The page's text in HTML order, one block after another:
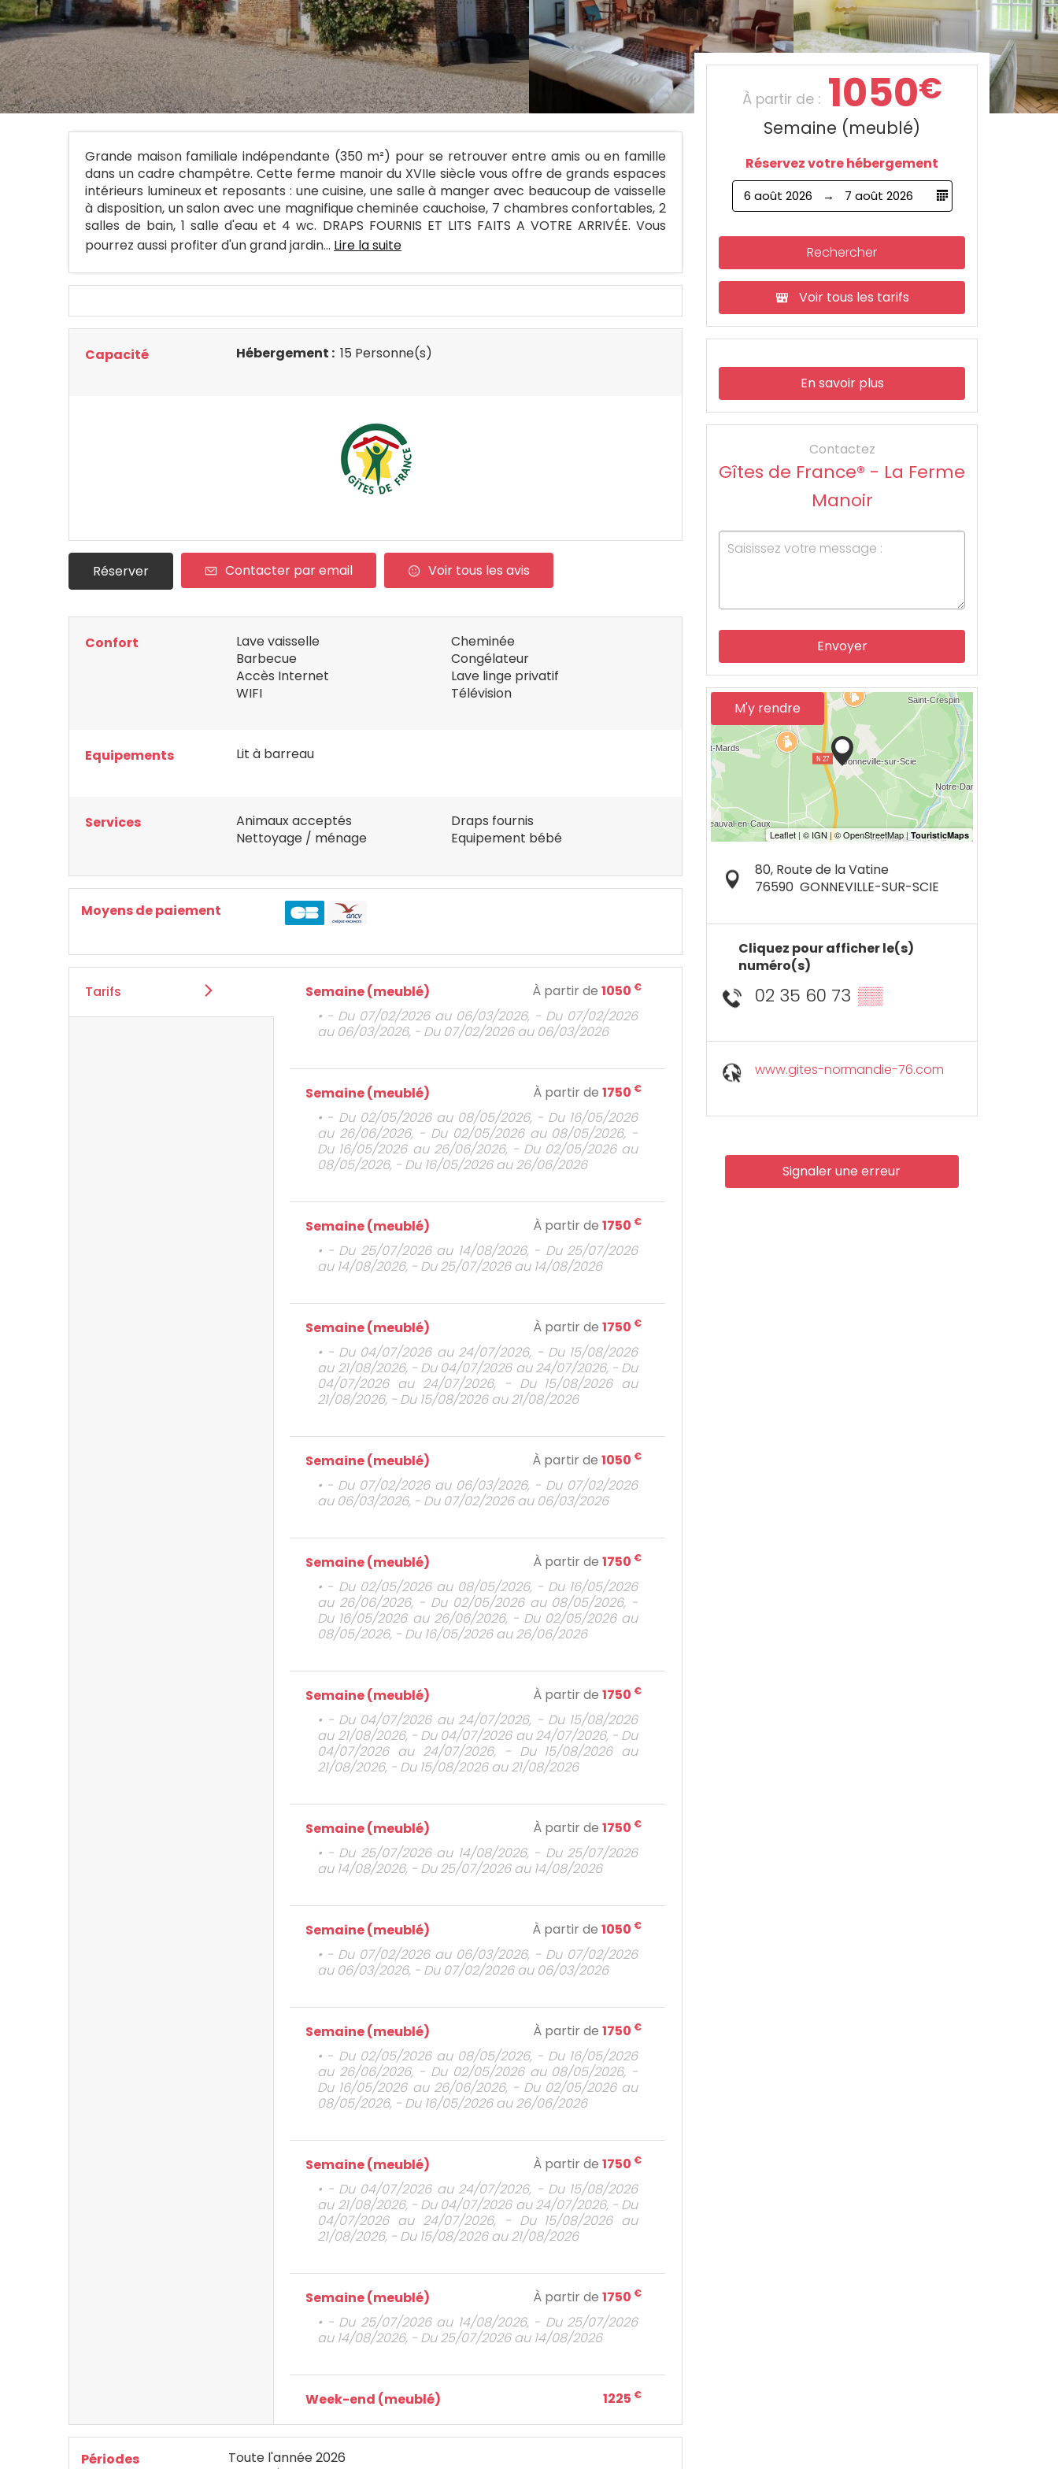
Grande maison familiale indépendante (350 m²) pour se retrouver entre amis ou en famille
dans un cadre champêtre. Cette ferme manoir du XVIIe siècle vous offre de grands espaces
intérieurs lumineux et reposants : une cuisine, une salle à manger avec beaucoup de vaisselle
à disposition, un salon avec une magnifique cheminée cauchoise, 7 chambres confortables, 2
salles de bain, 1 salle d'eau et 4 wc. DRAPS FOURNIS ET LITS FAITS A VOTRE ARRIVÉE. Vous
pourrez aussi profiter d'un grand jardin... Lire la suite
Capacité Hébergement : 15 Personne(s)
Réserver Contacter par email Voir tous les avis
Confort
Lave vaisselle
Barbecue
Accès Internet
WIFI
Cheminée
Congélateur
Lave linge privatif
Télévision
Equipements Lit à barreau
Services
Animaux acceptés
Nettoyage / ménage
Draps fournis
Equipement bébé
Moyens de paiement
Tarifs Semaine (meublé) À partir de1050 €
• - Du 07/02/2026 au 06/03/2026, - Du 07/02/2026
au 06/03/2026, - Du 07/02/2026 au 06/03/2026
Semaine (meublé) À partir de1750 €
• - Du 02/05/2026 au 08/05/2026, - Du 16/05/2026
au 26/06/2026, - Du 02/05/2026 au 08/05/2026, -
Du 16/05/2026 au 26/06/2026, - Du 02/05/2026 au
08/05/2026, - Du 16/05/2026 au 26/06/2026
Semaine (meublé) À partir de1750 €
• - Du 25/07/2026 au 14/08/2026, - Du 25/07/2026
au 14/08/2026, - Du 25/07/2026 au 14/08/2026
Semaine (meublé) À partir de1750 €
• - Du 04/07/2026 au 24/07/2026, - Du 15/08/2026
au 21/08/2026, - Du 04/07/2026 au 24/07/2026, - Du
04/07/2026 au 24/07/2026, - Du 15/08/2026 au
21/08/2026, - Du 15/08/2026 au 21/08/2026
Semaine (meublé) À partir de1050 €
• - Du 07/02/2026 au 06/03/2026, - Du 07/02/2026
au 06/03/2026, - Du 07/02/2026 au 06/03/2026
Semaine (meublé) À partir de1750 €
• - Du 02/05/2026 au 08/05/2026, - Du 16/05/2026
au 26/06/2026, - Du 02/05/2026 au 08/05/2026, -
Du 16/05/2026 au 26/06/2026, - Du 02/05/2026 au
08/05/2026, - Du 16/05/2026 au 26/06/2026
Semaine (meublé) À partir de1750 €
• - Du 04/07/2026 au 24/07/2026, - Du 15/08/2026
au 21/08/2026, - Du 04/07/2026 au 24/07/2026, - Du
04/07/2026 au 24/07/2026, - Du 15/08/2026 au
21/08/2026, - Du 15/08/2026 au 21/08/2026
Semaine (meublé) À partir de1750 €
• - Du 25/07/2026 au 14/08/2026, - Du 25/07/2026
au 14/08/2026, - Du 25/07/2026 au 14/08/2026
Semaine (meublé) À partir de1050 €
• - Du 07/02/2026 au 06/03/2026, - Du 07/02/2026
au 06/03/2026, - Du 07/02/2026 au 06/03/2026
Semaine (meublé) À partir de1750 €
• - Du 02/05/2026 au 08/05/2026, - Du 16/05/2026
au 26/06/2026, - Du 02/05/2026 au 08/05/2026, -
Du 16/05/2026 au 26/06/2026, - Du 02/05/2026 au
08/05/2026, - Du 16/05/2026 au 26/06/2026
Semaine (meublé) À partir de1750 €
• - Du 04/07/2026 au 24/07/2026, - Du 15/08/2026
au 21/08/2026, - Du 04/07/2026 au 24/07/2026, - Du
04/07/2026 au 24/07/2026, - Du 15/08/2026 au
21/08/2026, - Du 15/08/2026 au 21/08/2026
Semaine (meublé) À partir de1750 €
• - Du 25/07/2026 au 14/08/2026, - Du 25/07/2026
au 14/08/2026, - Du 25/07/2026 au 14/08/2026
Week-end (meublé) 1225 €
Périodes
Toute l'année 2026
À partir de : 1050€
Semaine (meublé)
Réservez votre hébergement
6 août 2026 7 août 2026
Rechercher
Voir tous les tarifs
En savoir plus
Contactez
Gîtes de France® - La Ferme
Manoir
Envoyer
M'y rendre
80, Route de la Vatine
76590 GONNEVILLE-SUR-SCIE
Cliquez pour afficher le(s)
numéro(s)
02 35 60 73 ▒▒
www.gites-normandie-76.com
Signaler une erreur